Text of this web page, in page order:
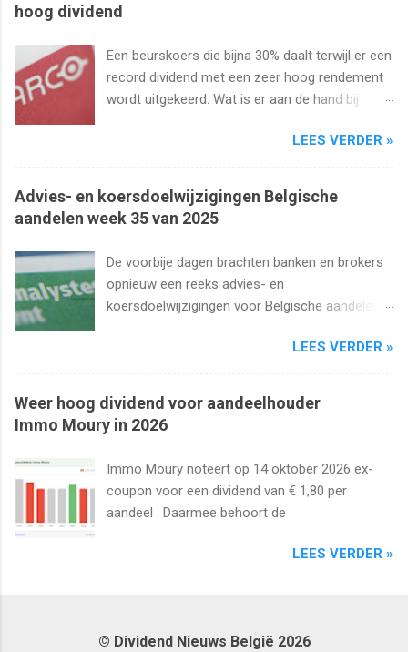
hoog dividend
Een beurskoers die bijna 30% daalt terwijl er een
record dividend met een zeer hoog rendement
wordt uitgekeerd. Wat is er aan de hand bij
uiteraard het dividend. Kan dat wel zo hoog
LEES VERDER »
Advies- en koersdoelwijzigingen Belgische
aandelen week 35 van 2025
De voorbije dagen brachten banken en brokers
opnieuw een reeks advies- en
koersdoelwijzigingen voor Belgische aandelen.
augustus t/m 1 september 2025 met onder
Ackermans en Van de Velde .
LEES VERDER »
Weer hoog dividend voor aandeelhouder
Immo Moury in 2026
Immo Moury noteert op 14 oktober 2026 ex-
coupon voor een dividend van € 1,80 per
aandeel . Daarmee behoort de
aandelen die dit jaar nog ex-coupon noteren.
LEES VERDER »
© Dividend Nieuws België 2026